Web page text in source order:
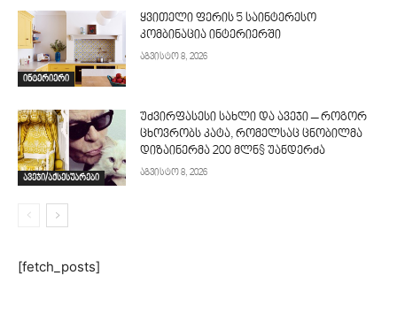
ინტერიერი
ყვითელი ფერის 5 საინტერესო
კომბინაცია ინტერიერში
აგვისტო 8, 2026
ავეჯი/აქსესუარები
უძვირფასესი სახლი და ავეჯი – როგორ
ცხოვრობს კატა, რომელსაც ცნობილმა
დიზაინერმა 200 მლნ$ უანდერძა
აგვისტო 8, 2026
[fetch_posts]